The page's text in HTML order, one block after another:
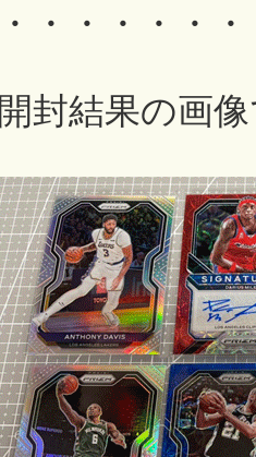
・・・・・・
開封結果の画